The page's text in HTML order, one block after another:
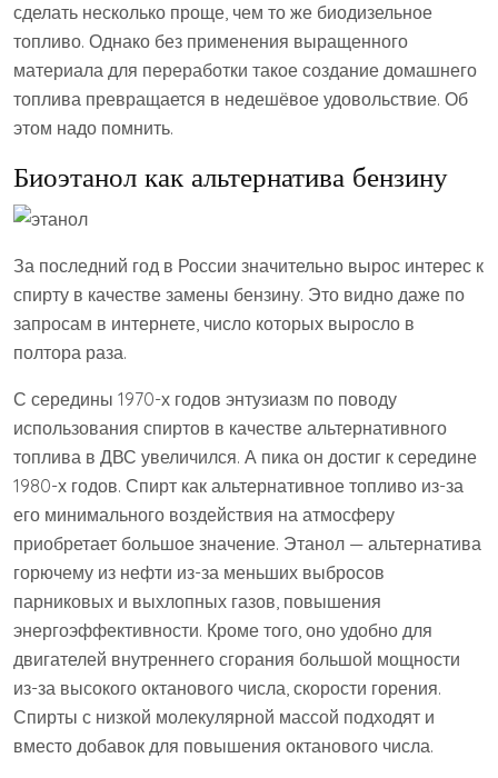
сделать несколько проще, чем то же биодизельное
топливо. Однако без применения выращенного
материала для переработки такое создание домашнего
топлива превращается в недешёвое удовольствие. Об
этом надо помнить.
Биоэтанол как альтернатива бензину
За последний год в России значительно вырос интерес к
спирту в качестве замены бензину. Это видно даже по
запросам в интернете, число которых выросло в
полтора раза.
С середины 1970-х годов энтузиазм по поводу
использования спиртов в качестве альтернативного
топлива в ДВС увеличился. А пика он достиг к середине
1980-х годов. Спирт как альтернативное топливо из-за
его минимального воздействия на атмосферу
приобретает большое значение. Этанол — альтернатива
горючему из нефти из-за меньших выбросов
парниковых и выхлопных газов, повышения
энергоэффективности. Кроме того, оно удобно для
двигателей внутреннего сгорания большой мощности
из-за высокого октанового числа, скорости горения.
Спирты с низкой молекулярной массой подходят и
вместо добавок для повышения октанового числа.